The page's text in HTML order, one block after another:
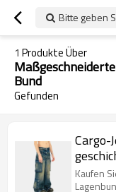
Bitte geben
1 Produkte Über
Bund
Gefunden
Cargo-
Kaufen